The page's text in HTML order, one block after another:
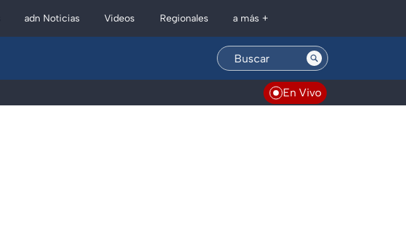
adn Noticias Videos Regionales a más +
En Vivo